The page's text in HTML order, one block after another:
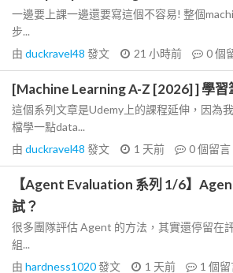
一邊要上課一邊還要寫這個不容易! 整個
步...
由 duckravel48 發文 21 小時前 0個
[Machine Learning A-Z [2026] ] 學習
這個系列文章是Udemy上的課程延伸，因為
檔學一點data...
由 duckravel48 發文 1 天前 0個留言
【Agent Evaluation 系列 1/6】
試？
很多團隊評估 Agent 的方法，其實還停留在
組...
由 hardness1020發文 1 天前 1 個留